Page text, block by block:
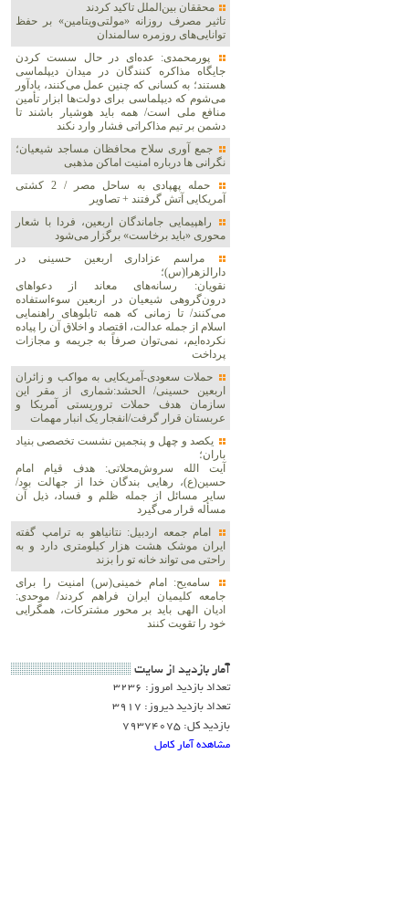
محققان بین‌الملل تاکید کردند
تاثیر مصرف روزانه «مولتی‌ویتامین» بر حفظ
توانایی‌های روزمره سالمندان
پورمحمدی: عده‌ای در حال سست کردن
جایگاه مذاکره کنندگان در میدان دیپلماسی
هستند؛ به کسانی که چنین عمل می‌کنند، یادآور
می‌شوم که دیپلماسی برای دولت‌ها ابزار تأمین
منافع ملی است/ همه باید هوشیار باشند تا
دشمن بر تیم مذاکراتی فشار وارد نکند
جمع آوری سلاح محافظان مساجد شیعیان؛
نگرانی ها درباره امنیت اماکن مذهبی
حمله پهپادی به ساحل مصر / 2 کشتی
آمریکایی آتش گرفتند + تصاویر
راهپیمایی جاماندگان اربعین، فردا با شعار
محوری «باید برخاست» برگزار می‌شود
مراسم عزاداری اربعین حسینی در
دارالزهرا(س)؛
نقویان: رسانه‌های معاند از دعواهای
درون‌گروهی شیعیان در اربعین سوءاستفاده
می‌کنند/ تا زمانی که همه تابلوهای راهنمایی
اسلام از جمله عدالت، اقتصاد و اخلاق آن را پیاده
نکرده‌ایم، نمی‌توان صرفاً به جریمه و مجازات
پرداخت
حملات سعودی-آمریکایی به مواکب و زائران
اربعین حسینی/ الحشد:شماری از مقر این
سازمان هدف حملات تروریستی آمریکا و
عربستان قرار گرفت/انفجار یک انبار مهمات
یکصد و چهل و پنجمین نشست تخصصی بنیاد
باران؛
آیت الله سروش‌محلاتی: هدف قیام امام
حسین(ع)، رهایی بندگان خدا از جهالت بود/
سایر مسائل از جمله ظلم و فساد، ذیل آن
مسأله قرار می‌گیرد
امام جمعه اردبیل: نتانیاهو به ترامپ گفته
ایران موشک هشت هزار کیلومتری دارد و به
راحتی می تواند خانه تو را بزند
سامه‌یح: امام خمینی(س) امنیت را برای
جامعه کلیمیان ایران فراهم کردند/ موحدی:
ادیان الهی باید بر محور مشترکات، همگرایی
خود را تقویت کنند
آمار بازديد از سايت
تعداد بازدید امروز: 3236
تعداد بازدید دیروز: 3917
بازدید کل: 79374075
مشاهده آمار کامل